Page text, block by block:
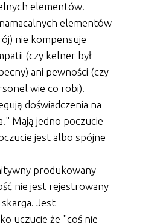
elementów.
elementów
nie kompensuje
(czy kelner był
ani pewności (czy
wie co robi).
doświadczenia na
Mają jedno poczucie
jest albo spójne
produkowany
nie jest rejestrowany
Jest
uczucie że "coś nie